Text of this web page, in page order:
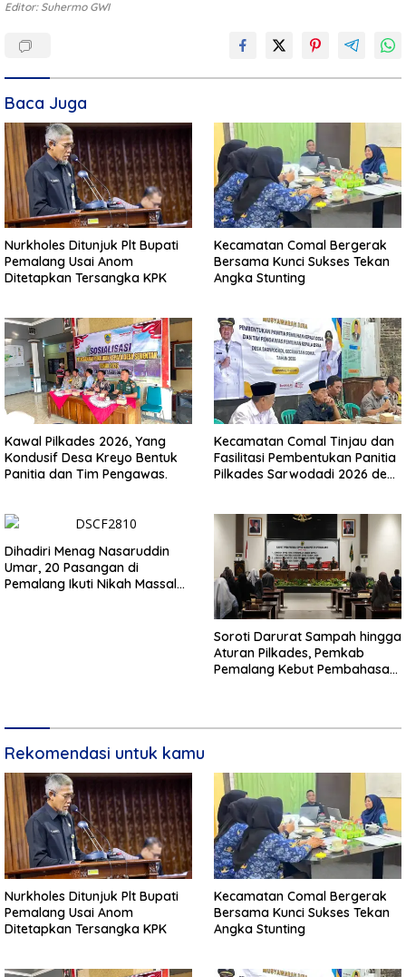
Editor: Suhermo GWI
Baca Juga
Nurkholes Ditunjuk Plt Bupati
Pemalang Usai Anom
Ditetapkan Tersangka KPK
Kecamatan Comal Bergerak
Bersama Kunci Sukses Tekan
Angka Stunting
Kawal Pilkades 2026, Yang
Kondusif Desa Kreyo Bentuk
Panitia dan Tim Pengawas.
Kecamatan Comal Tinjau dan
Fasilitasi Pembentukan Panitia
Pilkades Sarwodadi 2026 demi
Dihadiri Menag Nasaruddin
Umar, 20 Pasangan di
Pemalang Ikuti Nikah Massal
Soroti Darurat Sampah hingga
Aturan Pilkades, Pemkab
Pemalang Kebut Pembahasan
Rekomendasi untuk kamu
Nurkholes Ditunjuk Plt Bupati
Pemalang Usai Anom
Ditetapkan Tersangka KPK
Kecamatan Comal Bergerak
Bersama Kunci Sukses Tekan
Angka Stunting